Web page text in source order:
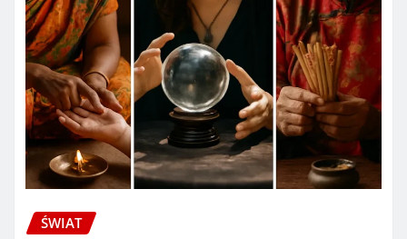
ŚWIAT